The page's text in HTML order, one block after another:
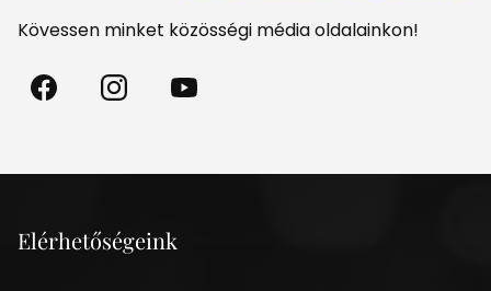
Kövessen minket közösségi média oldalainkon!
Madách
Színház
Madách
Színház
Madách
Színház
on
Elérhetőségeink